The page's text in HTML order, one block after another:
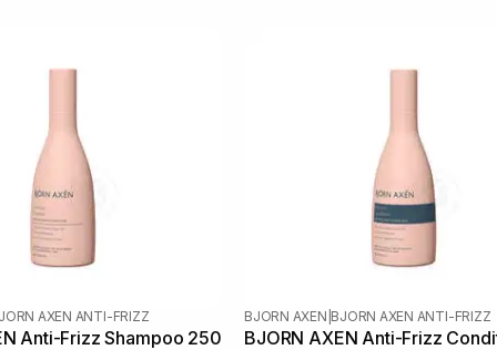
AXEN ANTI-FRIZZ
Anti-Frizz Shampoo 250
BJORN AXEN BJORN AXEN ANTI-FRIZZ
BJORN AXEN Anti-Frizz